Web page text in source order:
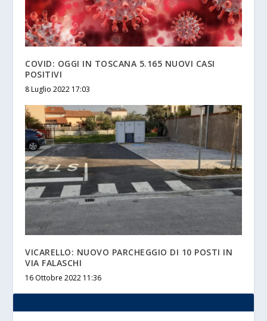
COVID: OGGI IN TOSCANA 5.165 NUOVI CASI
POSITIVI
8 Luglio 2022 17:03
VICARELLO: NUOVO PARCHEGGIO DI 10 POSTI IN
VIA FALASCHI
16 Ottobre 2022 11:36